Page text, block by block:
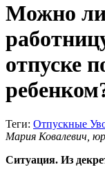
Можно
отпуске
Теги: Отпускные
Мария Ковалевич,
Ситуация. Из